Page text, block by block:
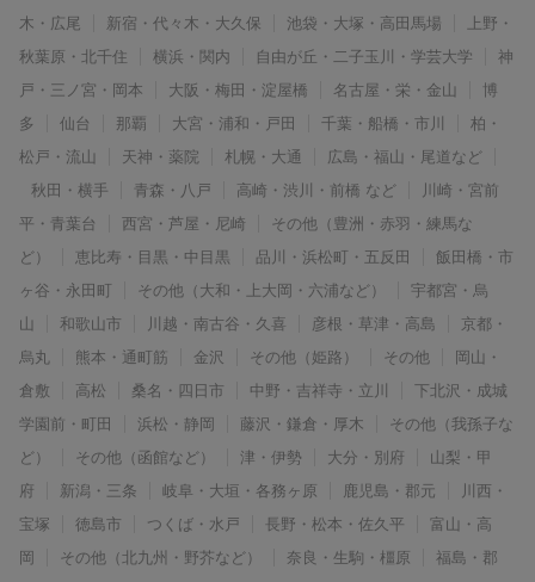
木・広尾
新宿・代々木・大久保 池袋・大塚・高田馬場
上野・
秋葉原・北千住
横浜・関内 自由が丘・二子玉川・学芸大学
神
戸・三ノ宮・岡本
大阪・梅田・淀屋橋 名古屋・栄・金山
博
多
仙台 那覇 大宮・浦和・戸田 千葉・船橋・市川
柏・
松戸・流山
天神・薬院 札幌・大通
広島・福山・尾道など
秋田・横手
青森・八戸 高崎・渋川・前橋 など
川崎・宮前
平・青葉台
西宮・芦屋・尼崎
その他（豊洲・赤羽・練馬な
ど）
恵比寿・目黒・中目黒 品川・浜松町・五反田
飯田橋・市
ヶ谷・永田町
その他（大和・上大岡・六浦など）
宇都宮・烏
山
和歌山市 川越・南古谷・久喜 彦根・草津・高島
京都・
烏丸
熊本・通町筋 金沢 その他（姫路） その他
岡山・
倉敷
高松 桑名・四日市 中野・吉祥寺・立川
下北沢・成城
学園前・町田
浜松・静岡 藤沢・鎌倉・厚木
その他（我孫子な
ど）
その他（函館など） 津・伊勢 大分・別府
山梨・甲
府
新潟・三条 岐阜・大垣・各務ヶ原 鹿児島・郡元
川西・
宝塚
徳島市 つくば・水戸 長野・松本・佐久平
富山・高
岡
その他（北九州・野芥など） 奈良・生駒・橿原
福島・郡